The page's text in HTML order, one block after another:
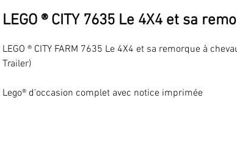
LEGO ® CITY 7635 Le 4X4 et sa
LEGO ® CITY FARM 7635 Le 4X4 et sa remorque à
Trailer)
Lego® d'occasion complet avec notice imprimée